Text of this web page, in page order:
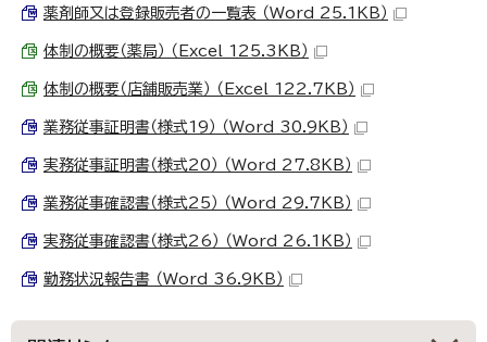
薬剤師又は登録販売者の一覧表 （Word 25.1KB）
体制の概要（薬局） （Excel 125.3KB）
体制の概要（店舗販売業） （Excel 122.7KB）
業務従事証明書（様式19） （Word 30.9KB）
実務従事証明書（様式20） （Word 27.8KB）
業務従事確認書（様式25） （Word 29.7KB）
実務従事確認書（様式26） （Word 26.1KB）
勤務状況報告書 （Word 36.9KB）